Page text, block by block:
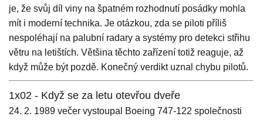
je, že svůj díl viny na špatném rozhodnutí posádky mohla
mít i moderní technika. Je otázkou, zda se piloti příliš
nespoléhají na palubní radary a systémy pro detekci střihu
větru na letištích. Většina těchto zařízení totiž reaguje, až
když může být pozdě. Konečný verdikt uznal chybu pilotů.
1x02 - Když se za letu otevřou dveře
24. 2. 1989 večer vystoupal Boeing 747-122 společnosti